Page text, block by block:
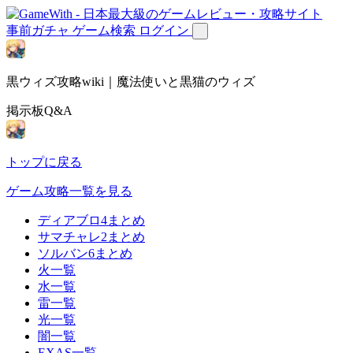
事前ガチャ ゲーム検索 ログイン
黒ウィズ攻略wiki｜魔法使いと黒猫のウィズ
掲示板Q&A
トップに戻る
ゲーム攻略一覧を見る
ディアブロ4まとめ
サマチャレ2まとめ
ソルバン6まとめ
火一覧
水一覧
雷一覧
光一覧
闇一覧